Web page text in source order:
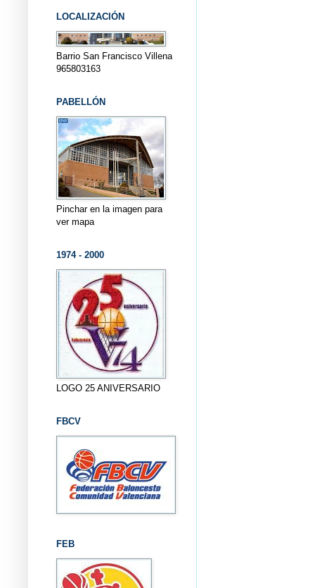
LOCALIZACIÓN
Barrio San Francisco Villena
965803163
PABELLÓN
Pinchar en la imagen para
ver mapa
1974 - 2000
LOGO 25 ANIVERSARIO
FBCV
FEB